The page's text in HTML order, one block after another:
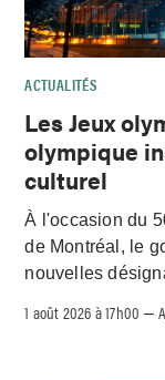
ACTUALITÉS
Les Jeux
olympique
culturel
À l'occasion du
de Montréal, le
nouvelles
1 août 2026 à 17h00 –